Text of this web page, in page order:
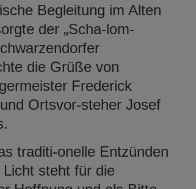
Begleitung im Alten
der „Scha-lom-
die Grüße von
Frederick
Ortsvor-steher Josef
traditi-onelle Entzünden
steht für die